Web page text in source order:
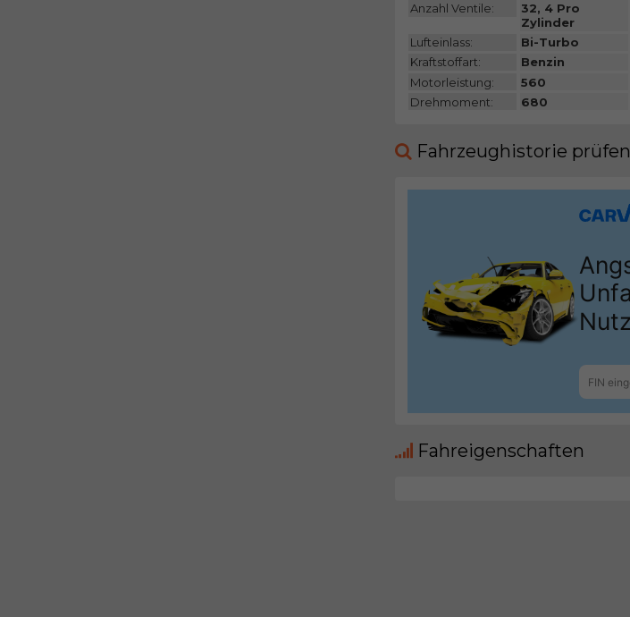
Anzahl Ventile:
32, 4 Pro
Zylinder
Lufteinlass:
Bi-Turbo
Kraftstoffart:
Benzin
Motorleistung:
560
Drehmoment:
680
Fahrzeughistorie prüfen
Fahreigenschaften